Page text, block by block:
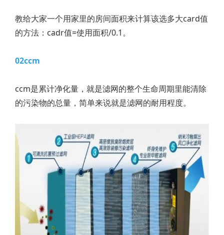
教给大家一个用家里的房间面积来计算该选多大card值
的方法：cadr值=使用面积/0.1。
02ccm
ccm是累计净化量，就是滤网的整个生命周期里能清除
的污染物的总量，简单来说就是滤网的耐用程度。